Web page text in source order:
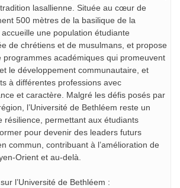
lasallienne. Située au cœur de
500 mètres de la basilique de la
accueille une population étudiante
de chrétiens et de musulmans, et propose
programmes académiques qui promeuvent
le développement communautaire, et
à différentes professions avec
et caractère. Malgré les défis posés par
l’Université de Bethléem reste un
résilience, permettant aux étudiants
pour devenir des leaders futurs
commun, contribuant à l’amélioration de
Orient et au-delà.
l’Université de Bethléem :